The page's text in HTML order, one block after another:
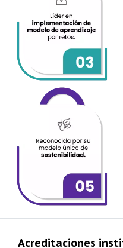
Acreditaciones